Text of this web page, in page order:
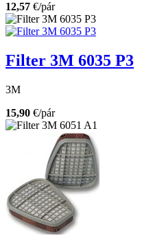
12,57 €/pár
Filter 3M 6035 P3
3M
15,90 €/pár